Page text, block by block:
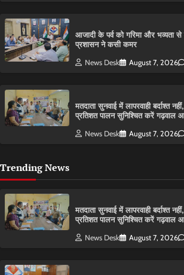
आजादी के पर्व को गरिमा और भव्यता से
प्रशासन ने कसी कमर
News Desk August 7, 2026
मतदाता सुनवाई में लापरवाही बर्दाश्त
प्रतिशत पालन सुनिश्चित करें गढ़वाल
News Desk August 7, 2026
Trending News
मतदाता सुनवाई में लापरवाही बर्दाश्त
प्रतिशत पालन सुनिश्चित करें गढ़वाल
News Desk August 7, 2026